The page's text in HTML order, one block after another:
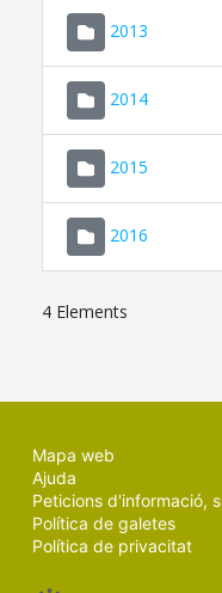
2013
2014
2015
2016
4 Elements
Mapa web
Ajuda
Peticions d'informació,
Política de galetes
Política de privacitat